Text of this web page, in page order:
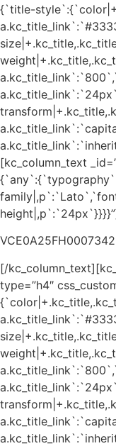
{`title-
[kc_column_text
[/
type=”h4″